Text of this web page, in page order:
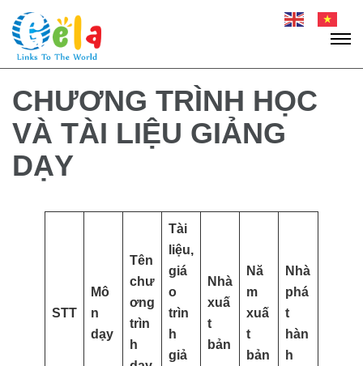
Skip
content
Enter)
GELA Education
CHƯƠNG TRÌNH HỌC
VÀ TÀI LIỆU GIẢNG
DẠY
STT
Mô
n
dạy
Tên
chư
ơng
trìn
h
Tài
liệu,
giá
o
trìn
h
giả
Nhà
xuấ
t
bản
Nă
m
xuấ
t
bản
Nhà
phá
t
hàn
h